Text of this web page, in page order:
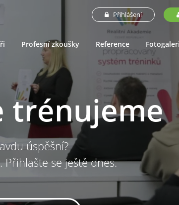
Přihlášení
Profesní zkoušky Reference
trénujeme
úspěšní?
Přihlašte se ještě dnes.